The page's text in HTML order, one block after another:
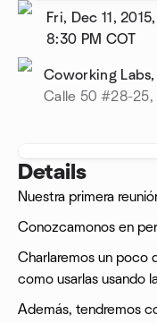
Fri, Dec 11,
8:30 PM COT
Coworking Labs,
Calle 50 #28-25,
Details
Nuestra primera
Conozcamonos en
Charlaremos un poco
como usarlas usando
Además, tendremos